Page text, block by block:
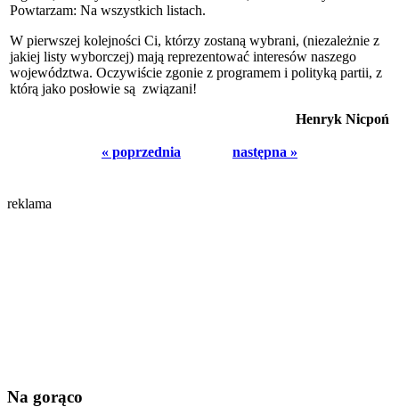
Powtarzam: Na wszystkich listach.
W pierwszej kolejności Ci, którzy zostaną wybrani, (niezależnie z
jakiej listy wyborczej) mają reprezentować interesów naszego
województwa. Oczywiście zgonie z programem i polityką partii, z
którą jako posłowie są związani!
Henryk Nicpoń
« poprzednia następna »
reklama
Na gorąco